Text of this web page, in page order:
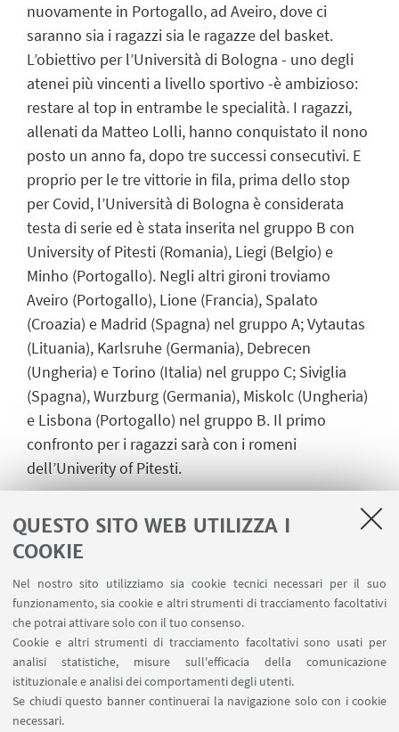
QUESTO SITO WEB UTILIZZA I
COOKIE
Nel nostro sito utilizziamo sia cookie tecnici necessari per il suo
funzionamento, sia cookie e altri strumenti di tracciamento facoltativi
che potrai attivare solo con il tuo consenso.
Cookie e altri strumenti di tracciamento facoltativi sono usati per
analisi statistiche, misure sull'efficacia della comunicazione
istituzionale e analisi dei comportamenti degli utenti.
Se chiudi questo banner continuerai la navigazione solo con i cookie
necessari.
nuovamente in Portogallo, ad Aveiro, dove ci
saranno sia i ragazzi sia le ragazze del basket.
L’obiettivo per l’Università di Bologna - uno degli
atenei più vincenti a livello sportivo -è ambizioso:
restare al top in entrambe le specialità. I ragazzi,
allenati da Matteo Lolli, hanno conquistato il nono
posto un anno fa, dopo tre successi consecutivi. E
proprio per le tre vittorie in fila, prima dello stop
per Covid, l’Università di Bologna è considerata
testa di serie ed è stata inserita nel gruppo B con
University of Pitesti (Romania), Liegi (Belgio) e
Minho (Portogallo). Negli altri gironi troviamo
Aveiro (Portogallo), Lione (Francia), Spalato
(Croazia) e Madrid (Spagna) nel gruppo A; Vytautas
(Lituania), Karlsruhe (Germania), Debrecen
(Ungheria) e Torino (Italia) nel gruppo C; Siviglia
(Spagna), Wurzburg (Germania), Miskolc (Ungheria)
e Lisbona (Portogallo) nel gruppo B. Il primo
confronto per i ragazzi sarà con i romeni
dell’Univerity of Pitesti.
gruppo B con Caen (Francia) e Madrid (Spagna). Nel
gruppo D troviamo Vienna (Austria), Lisbona
(Portogallo) e la Norwegian Science University; nel
gruppo A Aveiro (Portogallo), Eotvos Lorand
(Ungheria) e Lione (Francia). Nel gruppo B, infine,
Pitesti (Romania), Wurzburg (Germania) e Liegi
(Belgio). Le ragazze con Olbis Andrè Futo in testa
cominceranno a giocare domani.